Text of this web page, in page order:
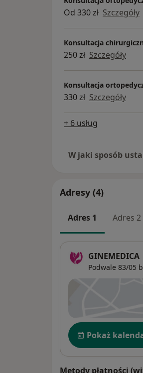
Od 330 zł Szczegóły
Konsultacja
250 zł Szczegóły
Konsultacja
330 zł Szczegóły
+ 6 usług
W jaki sposób
Adresy (4)
Adres 1 Adres 2
GINEMEDICA
Podwale 83/05
Dostępność
Pokaż
Metody płatności